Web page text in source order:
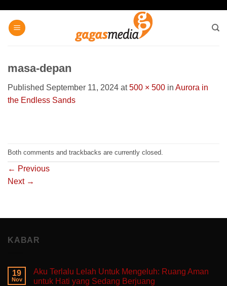
content
masa-depan
Published September 11, 2024 at500 × 500 in Aurora in
the Endless Sands
Both comments and trackbacks are currently closed.
← Previous
Next →
KABAR
19
Nov
Aku Terlalu Lelah Untuk Mengeluh: Ruang Aman
untuk Hati yang Sedang Berjuang